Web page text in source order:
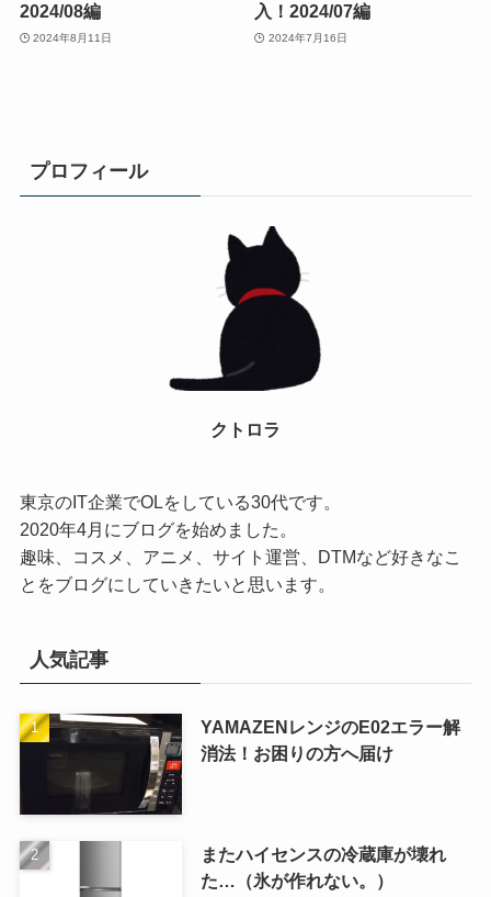
2024/08編
2024年8月11日
入！2024/07編
2024年7月16日
プロフィール
クトロラ
東京のIT企業でOLをしている30代です。
2020年4月にブログを始めました。
趣味、コスメ、アニメ、サイト運営、DTMなど好きなこ
とをブログにしていきたいと思います。
人気記事
YAMAZENレンジのE02エラー解
消法！お困りの方へ届け
またハイセンスの冷蔵庫が壊れ
た…（氷が作れない。）